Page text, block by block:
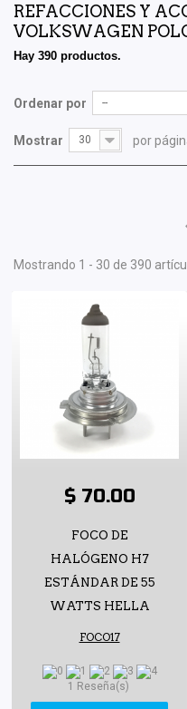
REFACCIONES Y
VOLKSWAGEN
Hay 390 productos.
Ordenar por --
Mostrar 30 por
Mostrando 1 - 30 de 390
$ 70.00
FOCO DE
HALÓGENO H7
ESTÁNDAR DE 55
WATTS HELLA
FOCO17
1 Reseña(s)